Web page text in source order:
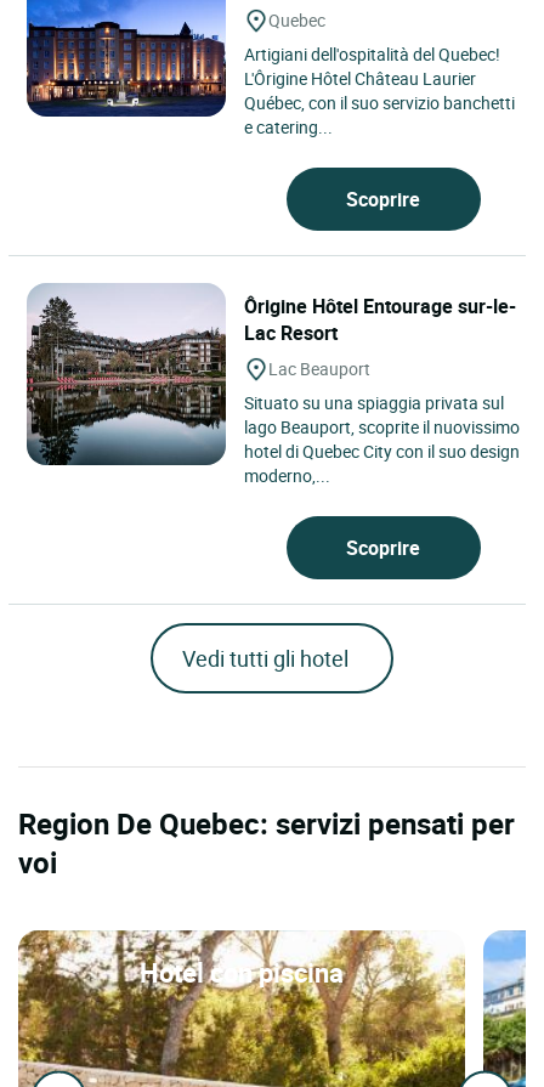
Quebec
Artigiani dell'ospitalità del Quebec!
L'Ôrigine Hôtel Château Laurier
Québec, con il suo servizio banchetti
e catering...
Scoprire
Ôrigine Hôtel Entourage sur-le-
Lac Resort
Lac Beauport
Situato su una spiaggia privata sul
lago Beauport, scoprite il nuovissimo
hotel di Quebec City con il suo design
moderno,...
Scoprire
Vedi tutti gli hotel
Region De Quebec: servizi pensati per
voi
Hotel con piscina